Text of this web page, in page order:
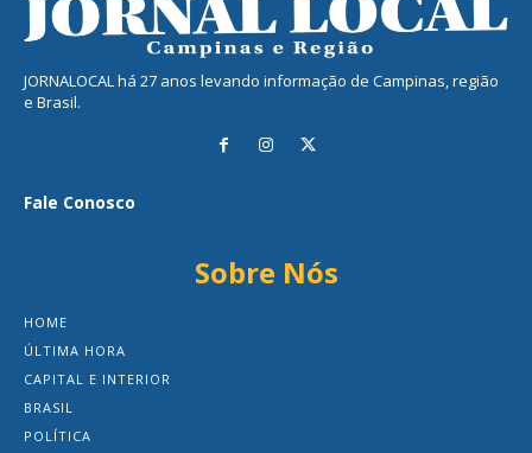
JORNALOCAL há 27 anos levando informação de Campinas, região
e Brasil.
Fale Conosco
Sobre Nós
HOME
ÚLTIMA HORA
CAPITAL E INTERIOR
BRASIL
POLÍTICA